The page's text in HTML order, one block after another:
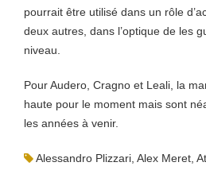
pourrait être utilisé dans un rôle
deux autres, dans l’optique de les
niveau.
Pour Audero, Cragno et Leali, la
haute pour le moment mais sont
les années à venir.
Alessandro Plizzari Alex Meret